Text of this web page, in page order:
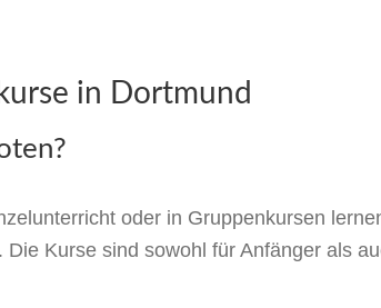
in Dortmund
oder in Gruppenkursen
Kurse sind sowohl für Anfänger als